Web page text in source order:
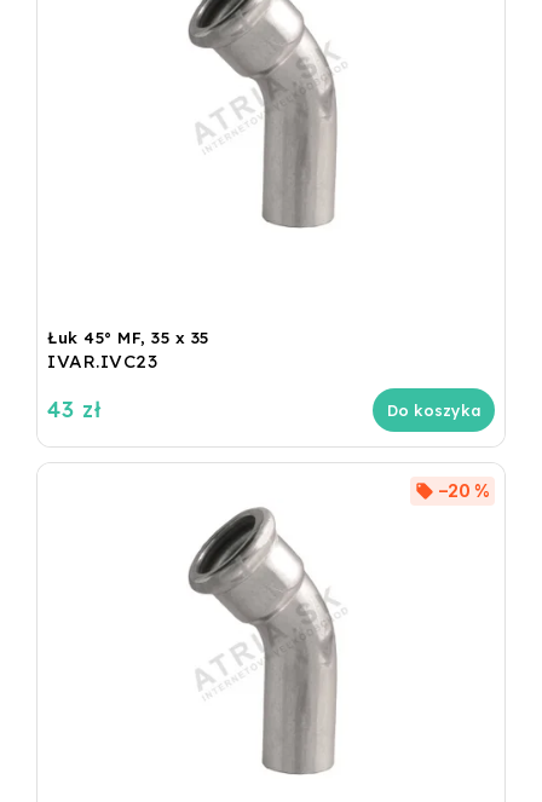
Łuk 45° MF, 35 x 35
IVAR.IVC23
43 zł Do koszyka
–20 %